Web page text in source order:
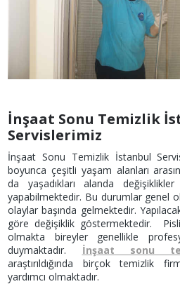
İnşaat Sonu Temizlik
Servislerimiz
İnşaat Sonu Temizlik İstanbul
boyunca çeşitli yaşam alanları
da yaşadıkları alanda
yapabilmektedir. Bu durumlar genel
olaylar başında gelmektedir.
göre değişiklik göstermektedir.
olmakta bireyler genellikle
duymaktadır. İnşaat sonu
araştırıldığında birçok temizlik
yardımcı olmaktadır.